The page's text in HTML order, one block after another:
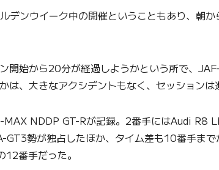
ンウイーク中の開催ということもあり、朝
始から20分が経過しようかという所で、
、大きなアクシデントもなく、セッションは
NDDP GT-Rが記録。2番手にはAudi R8
勢が独占したほか、タイム差も10番手ま
番手だった。